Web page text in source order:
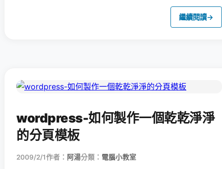
繼續閱讀→
wordpress-如何製作一個乾乾淨淨
的分頁模板
2009/2/1作者： 阿湯分類： 電腦小教室